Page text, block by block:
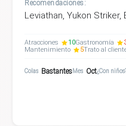
Recomendaciones:
Leviathan, Yukon
Atracciones 10Gastronomía
Mantenimiento
5Trato al
Colas BastantesMes Oct¿Con